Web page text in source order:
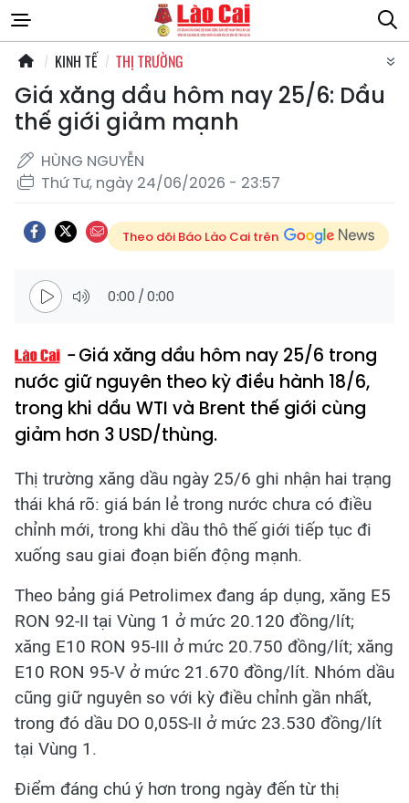
KINH TẾ THỊ TRƯỜNG
Giá xăng dầu hôm nay 25/6: Dầu
thế giới giảm mạnh
HÙNG NGUYỄN
Thứ Tư, ngày 24/06/2026 - 23:57
Theo dõi Báo Lào Cai trên
0:00 /0:00
Giá xăng dầu hôm nay 25/6 trong
nước giữ nguyên theo kỳ điều hành 18/6,
trong khi dầu WTI và Brent thế giới cùng
giảm hơn 3 USD/thùng.
Thị trường xăng dầu ngày 25/6 ghi nhận hai trạng
thái khá rõ: giá bán lẻ trong nước chưa có điều
chỉnh mới, trong khi dầu thô thế giới tiếp tục đi
xuống sau giai đoạn biến động mạnh.
Theo bảng giá Petrolimex đang áp dụng, xăng E5
RON 92-II tại Vùng 1 ở mức 20.120 đồng/lít;
xăng E10 RON 95-III ở mức 20.750 đồng/lít; xăng
E10 RON 95-V ở mức 21.670 đồng/lít. Nhóm dầu
cũng giữ nguyên so với kỳ điều chỉnh gần nhất,
trong đó dầu DO 0,05S-II ở mức 23.530 đồng/lít
tại Vùng 1.
Điểm đáng chú ý hơn trong ngày đến từ thị